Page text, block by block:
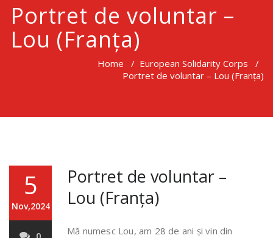
Portret de voluntar –
Lou (Franța)
Home / European Solidarity Corps /
Portret de voluntar – Lou (Franța)
5
Nov,2024
0
Portret de voluntar –
Lou (Franța)
Mă numesc Lou, am 28 de ani și vin din